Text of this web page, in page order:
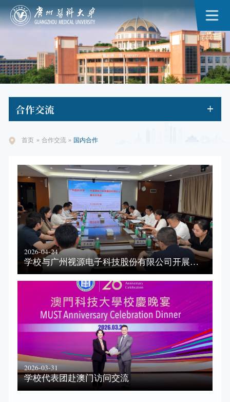
合作交流
首页 » 合作交流 » 国内合作
2026-04-24
学校与广州视源电子科技股份有限公司开展合作洽谈
2026-03-31
学校代表团赴澳门访问交流